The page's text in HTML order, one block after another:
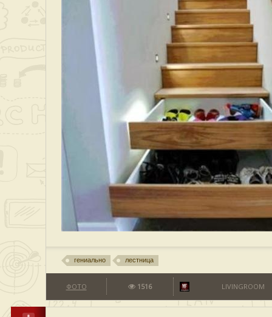
гениально лестница
ФОТО 1516 LIVINGROOM